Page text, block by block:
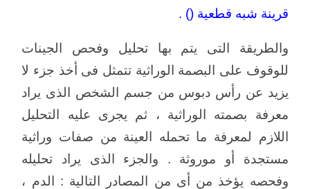
قرينة شبه قطعية () .
والطريقة التى يتم بها تحليل وفحص الجينات
للوقوف على البصمة الوراثية تتمثل فى أخذ جزء لا
يزيد عن رأس دبوس من جسم الشخص الذى يراد
معرفة بصمته الوراثية ، ثم يجرى عليه التحليل
اللازم لمعرفة ما تحمله العينة من صفات وراثية
مستجدة أو موروثة . والجزء الذى يراد تحليله
وفحصه يؤخذ من أى من المصادر التالية : الدم ،